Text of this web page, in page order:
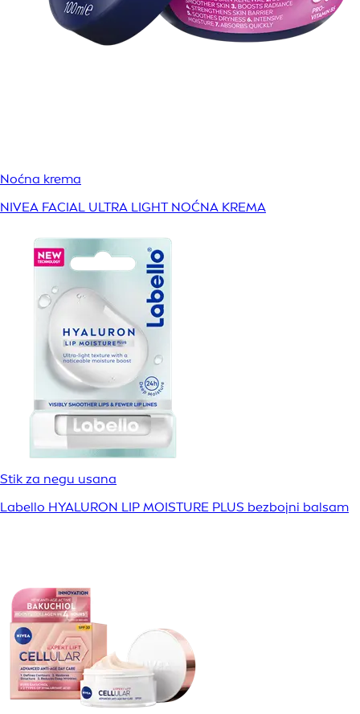
Noćna krema
NIVEA FACIAL ULTRA LIGHT NOĆNA KREMA
Stik za negu usana
Labello HYALURON LIP MOISTURE PLUS bezbojni balsam